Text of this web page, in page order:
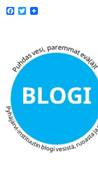
Facebook
Twitter